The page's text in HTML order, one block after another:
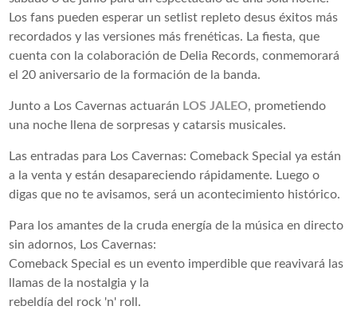
Los fans pueden esperar un setlist repleto desus éxitos más
recordados y las versiones más frenéticas. La fiesta, que
cuenta con la colaboración de Delia Records, conmemorará
el 20 aniversario de la formación de la banda.
Junto a Los Cavernas actuarán LOS JALEO, prometiendo
una noche llena de sorpresas y catarsis musicales.
Las entradas para Los Cavernas: Comeback Special ya están
a la venta y están desapareciendo rápidamente. Luego o
digas que no te avisamos, será un acontecimiento histórico.
Para los amantes de la cruda energía de la música en directo
sin adornos, Los Cavernas:
Comeback Special es un evento imperdible que reavivará las
llamas de la nostalgia y la
rebeldía del rock 'n' roll.